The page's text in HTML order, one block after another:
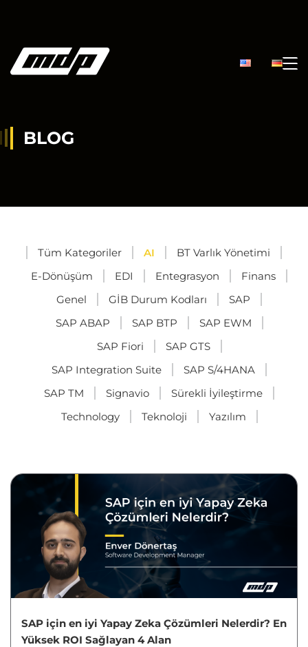
BLOG
Tüm Kategoriler AI
BT Varlık Yönetimi
E-Dönüşüm
EDI Entegrasyon
Finans
Genel
GİB Durum Kodları
SAP
SAP ABAP
SAP BTP
SAP EWM
SAP Fiori
SAP GTS
SAP Integration Suite
SAP S/4HANA
SAP TM
Signavio
Sürekli İyileştirme
Technology
Teknoloji Yazılım
SAP için en iyi Yapay Zeka Çözümleri Nelerdir? En
Yüksek ROI Sağlayan 4 Alan